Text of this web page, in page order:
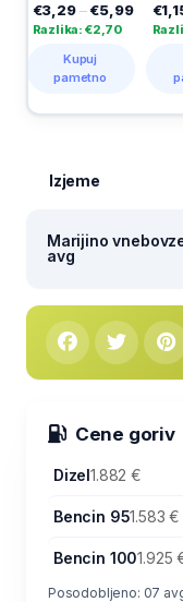
–€5,99
€2,70
pametno
€1,15 –
Razlika:
Izjeme
Marijino
avg
Cene goriv
Dizel1.882 €
Bencin 951.583 €
Bencin 1001.925
Posodobljeno: 07